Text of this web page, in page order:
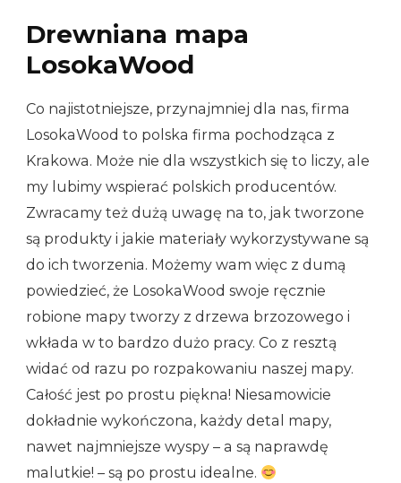
Drewniana mapa
LosokaWood
Co najistotniejsze, przynajmniej dla nas, firma
LosokaWood to polska firma pochodząca z
Krakowa. Może nie dla wszystkich się to liczy, ale
my lubimy wspierać polskich producentów.
Zwracamy też dużą uwagę na to, jak tworzone
są produkty i jakie materiały wykorzystywane są
do ich tworzenia. Możemy wam więc z dumą
powiedzieć, że LosokaWood swoje ręcznie
robione mapy tworzy z drzewa brzozowego i
wkłada w to bardzo dużo pracy. Co z resztą
widać od razu po rozpakowaniu naszej mapy.
Całość jest po prostu piękna! Niesamowicie
dokładnie wykończona, każdy detal mapy,
nawet najmniejsze wyspy – a są naprawdę
malutkie! – są po prostu idealne.